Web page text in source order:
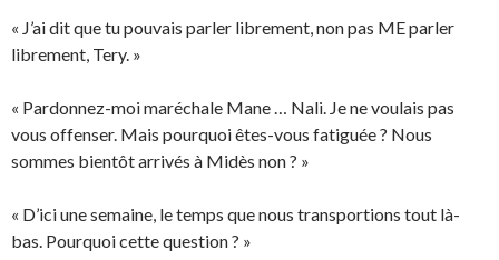
« J’ai dit que tu pouvais parler librement, non pas ME parler
librement, Tery. »
« Pardonnez-moi maréchale Mane … Nali. Je ne voulais pas
vous offenser. Mais pourquoi êtes-vous fatiguée ? Nous
sommes bientôt arrivés à Midès non ? »
« D’ici une semaine, le temps que nous transportions tout là-
bas. Pourquoi cette question ? »